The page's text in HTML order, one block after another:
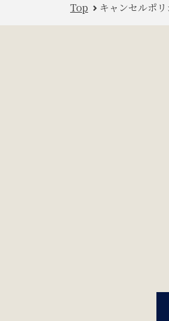
Top キャンセルポリ